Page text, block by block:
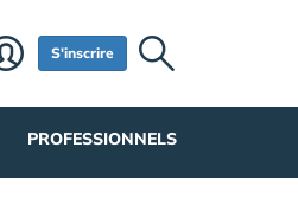
S'inscrire
PROFESSIONNELS